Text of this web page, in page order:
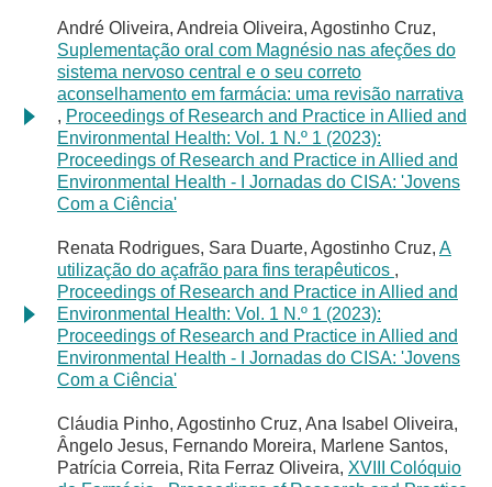
André Oliveira, Andreia Oliveira, Agostinho Cruz,
Suplementação oral com Magnésio nas afeções do
sistema nervoso central e o seu correto
aconselhamento em farmácia: uma revisão narrativa
, Proceedings of Research and Practice in Allied and
Environmental Health: Vol. 1 N.º 1 (2023):
Proceedings of Research and Practice in Allied and
Environmental Health - I Jornadas do CISA: 'Jovens
Com a Ciência'
Renata Rodrigues, Sara Duarte, Agostinho Cruz, A
utilização do açafrão para fins terapêuticos ,
Proceedings of Research and Practice in Allied and
Environmental Health: Vol. 1 N.º 1 (2023):
Proceedings of Research and Practice in Allied and
Environmental Health - I Jornadas do CISA: 'Jovens
Com a Ciência'
Cláudia Pinho, Agostinho Cruz, Ana Isabel Oliveira,
Ângelo Jesus, Fernando Moreira, Marlene Santos,
Patrícia Correia, Rita Ferraz Oliveira, XVIII Colóquio